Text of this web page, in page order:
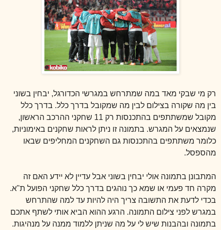
רק מי שבקי מאד במה שמתרחש במגרשי הכדורגל, יבחין בשוני
בין מה שקורה בצילום לבין מה שמקובל בדרך כלל. בדרך כלל
מקובל שמשתתפים בהתכנסות רק 11 שחקני ההרכב הראשון,
שנמצאים על המגרש. בתמונה זו ניתן לראות שחקנים באימוניות,
כלומר משתתפים בהתכנסות גם השחקנים המחליפים שבאו
מהספסל.
המתבונן בתמונה אולי יבחין בשוני אבל עדיין לא יידע האם זה
מקרה חד פעמי או שמא כך נוהגים בדרך כלל שחקני הפועל ת"א.
בכדי לדעת את התשובה צריך היה להיות עד למה שהתרחש
במגרש לפני צילום התמונה. הרגע ההוא הביא אותי לשתף אתכם
בתמונה ובהבנות שיש לי על מה שניתן ללמוד ממנה על מנהיגות.